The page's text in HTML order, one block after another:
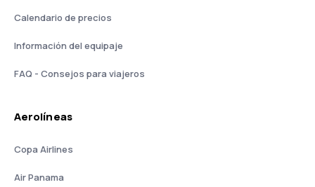
Calendario de precios
Información del equipaje
FAQ - Consejos para viajeros
Aerolíneas
Copa Airlines
Air Panama